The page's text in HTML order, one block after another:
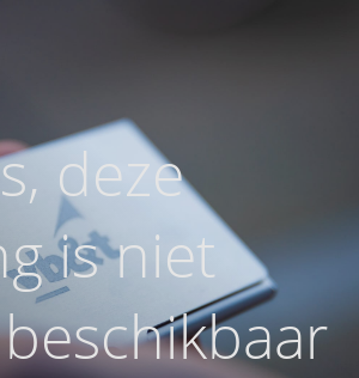
deze
is niet